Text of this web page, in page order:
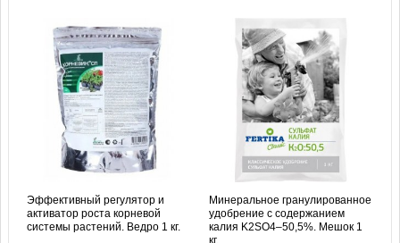
Эффективный регулятор и
активатор роста корневой
системы растений. Ведро 1 кг.
Минеральное гранулированное
удобрение с содержанием
калия K2SO4–50,5%. Мешок 1
кг.